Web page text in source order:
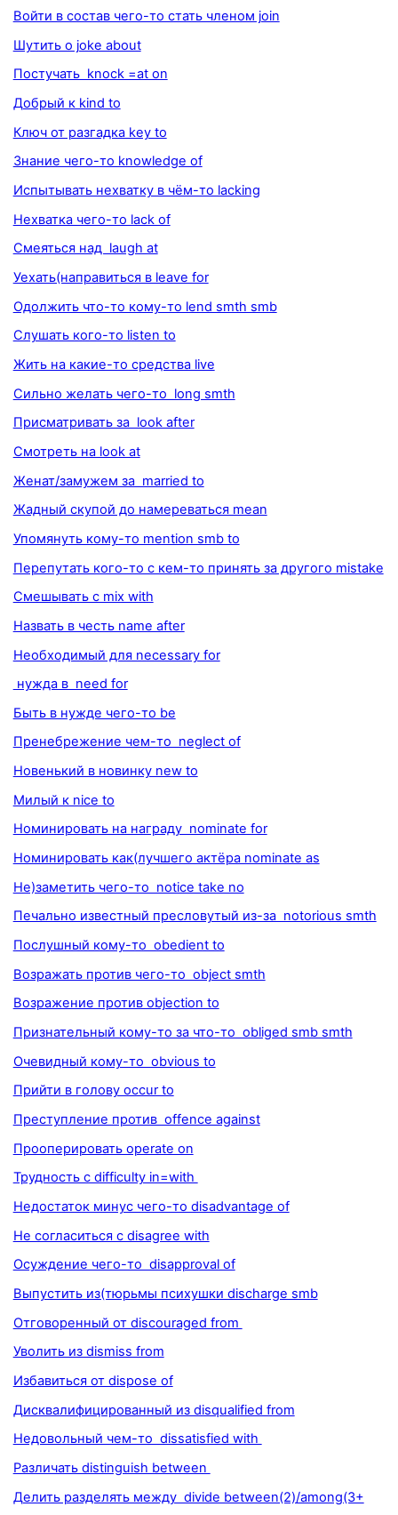
Войти в состав чего-то стать членом join
Шутить о joke about
Постучать knock =at on
Добрый к kind to
Ключ от разгадка key to
Знание чего-то knowledge of
Испытывать нехватку в чём-то lacking
Нехватка чего-то lack of
Смеяться над laugh at
Уехать(направиться в leave for
Одолжить что-то кому-то lend smth smb
Слушать кого-то listen to
Жить на какие-то средства live
Сильно желать чего-то long smth
Присматривать за look after
Смотреть на look at
Женат/замужем за married to
Жадный скупой до намереваться mean
Упомянуть кому-то mention smb to
Перепутать кого-то с кем-то принять за другого mistake
Смешывать c mix with
Назвать в честь name after
Необходимый для necessary for
нужда в need for
Быть в нужде чего-то be
Пренебрежение чем-то neglect of
Новенький в новинку new to
Милый к nice to
Номинировать на награду nominate for
Номинировать как(лучшего актёра nominate as
Не)заметить чего-то notice take no
Печально известный пресловутый из-за notorious smth
Послушный кому-то obedient to
Возражать против чего-то object smth
Возражение против objection to
Признательный кому-то за что-то obliged smb smth
Очевидный кому-то obvious to
Прийти в голову occur to
Преступление против offence against
Прооперировать operate on
Трудность с difficulty in=with
Недостаток минус чего-то disadvantage of
Не согласиться с disagree with
Осуждение чего-то disapproval of
Выпустить из(тюрьмы психушки discharge smb
Отговоренный от discouraged from
Уволить из dismiss from
Избавиться от dispose of
Дисквалифицированный из disqualified from
Недовольный чем-то dissatisfied with
Различать distinguish between
Делить разделять между divide between(2)/among(3+